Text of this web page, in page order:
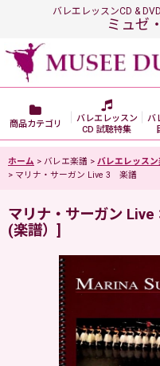
バレエレッスンCD &
ミュゼ
商品カテゴリ
バレエレッスン
CD 試聴特集
バ
ホーム > バレエ楽譜 > バレエレッス
> マリナ・サーガン Live 3 楽譜
マリナ・サーガン
(楽譜） ]